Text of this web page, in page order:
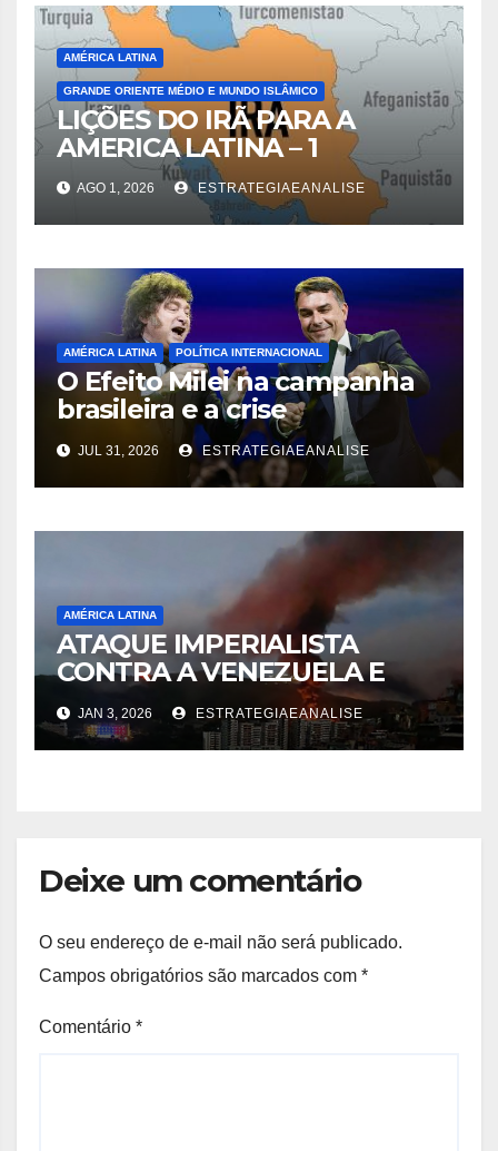
AMÉRICA LATINA
GRANDE ORIENTE MÉDIO E MUNDO ISLÂMICO
LIÇÕES DO IRÃ PARA A
AMERICA LATINA – 1
AGO 1, 2026 ESTRATEGIAEANALISE
AMÉRICA LATINA POLÍTICA INTERNACIONAL
O Efeito Milei na campanha
brasileira e a crise
diplomática decorrente
JUL 31, 2026 ESTRATEGIAEANALISE
AMÉRICA LATINA
ATAQUE IMPERIALISTA
CONTRA A VENEZUELA E
SEQUESTRO DO
PRESIDENTE MADURO: A
Névoa, o Golpe e a Lição:
JAN 3, 2026 ESTRATEGIAEANALISE
Deixe um comentário
O seu endereço de e-mail não será publicado.
Campos obrigatórios são marcados com *
Comentário *